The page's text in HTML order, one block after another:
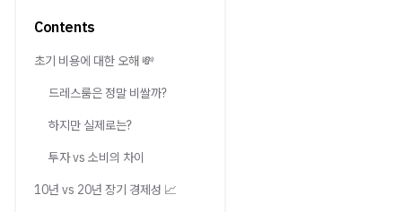
Contents
초기 비용에 대한 오해 💸
드레스룸은 정말 비쌀까?
하지만 실제로는?
투자 vs 소비의 차이
10년 vs 20년 장기 경제성 📈